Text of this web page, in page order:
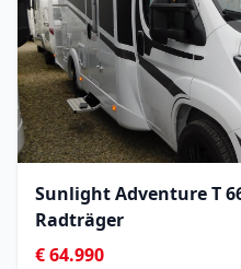
Sunlight Adventure T
Radträger
€ 64.990